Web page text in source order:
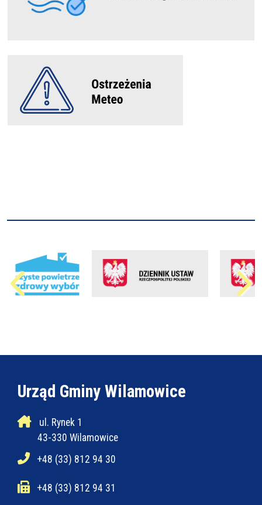
Urząd Gminy Wilamowice
ul. Rynek 1
43-330 Wilamowice
+48 (33) 812 94 30
+48 (33) 812 94 31